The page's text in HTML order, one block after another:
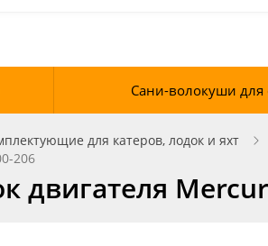
Сани-волокуши для
для катеров, лодок и яхт
206
двигателя